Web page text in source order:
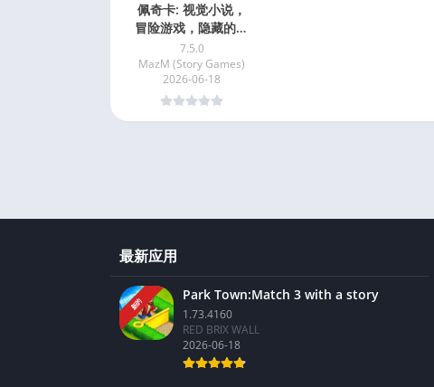
佩奇卡: 视觉小说，
冒险游戏，隐藏的故
事游戏
7.5.0
MazM (Story Games)
2026-06-18
最新应用
新的
Park Town:Match 3 with a story
1.73.4160
RED BRIX WALL
2026-06-18